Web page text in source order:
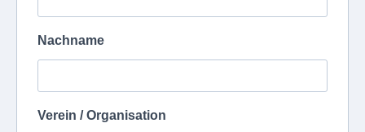
Nachname
Verein / Organisation